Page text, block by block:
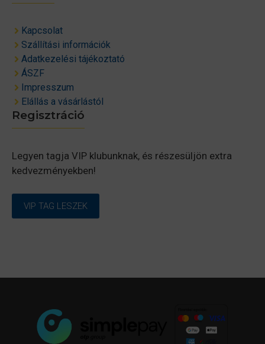
Kapcsolat
Szállítási információk
Adatkezelési tájékoztató
ÁSZF
Impresszum
Elállás a vásárlástól
Regisztráció
Legyen tagja VIP klubunknak, és részesüljön extra
kedvezményekben!
VIP TAG LESZEK